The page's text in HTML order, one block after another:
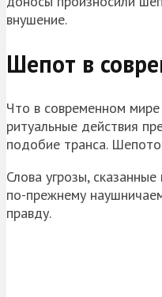
внушение.
Шепот в
Что в современном
ритуальные действия
подобие транса.
Слова угрозы,
по-прежнему
правду.